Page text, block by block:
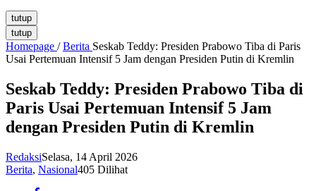
tutup
tutup
Homepage / Berita Seskab Teddy: Presiden Prabowo Tiba di Paris
Usai Pertemuan Intensif 5 Jam dengan Presiden Putin di Kremlin
Seskab Teddy: Presiden Prabowo Tiba di
Paris Usai Pertemuan Intensif 5 Jam
dengan Presiden Putin di Kremlin
RedaksiSelasa, 14 April 2026
Berita, Nasional405 Dilihat